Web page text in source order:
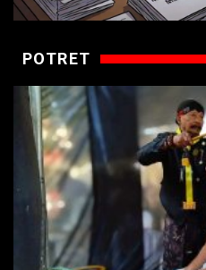
POTRET